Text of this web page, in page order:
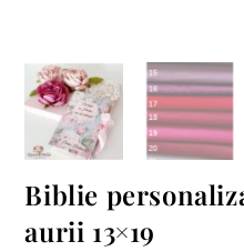
Biblie
aurii 13×19